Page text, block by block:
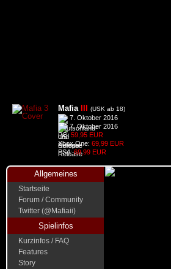
Mafia (USK ab 18)
7. Oktober 2016
7. Oktober 2016
PC: 59,95 EUR
Xbox One: 69,99 EUR
PS4:69,99 EUR
Allgemeines
Startseite
Forum / Community
Twitter (@Mafiaii)
Spielinfos
Kurzinfos / FAQ
Features
Story